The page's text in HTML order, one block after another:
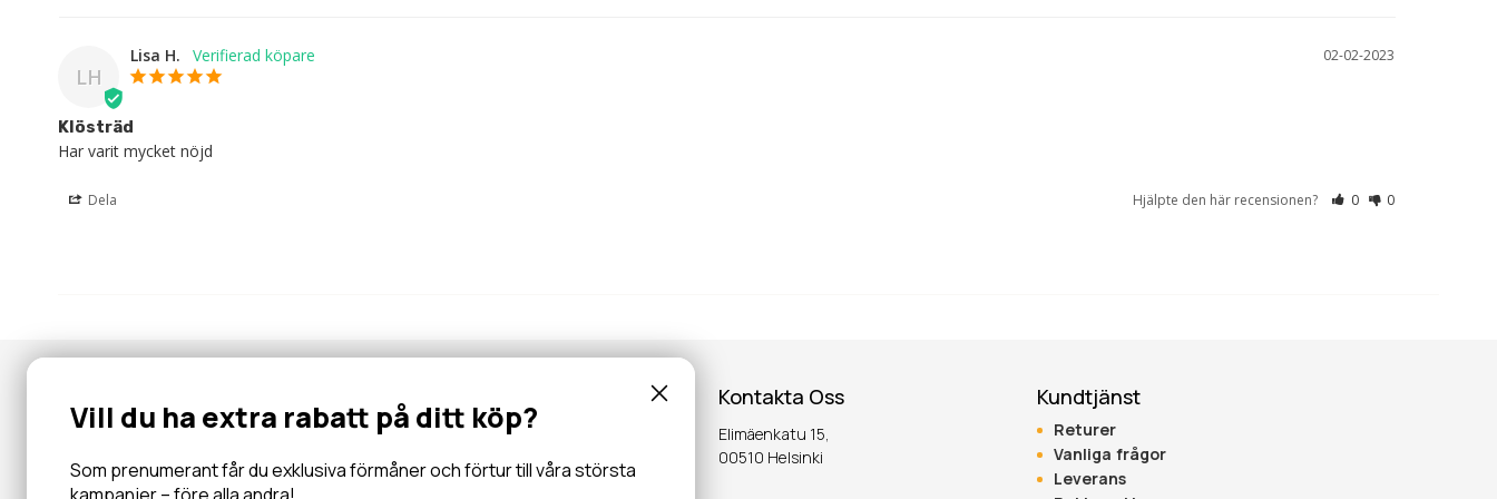
LH
02-02-2023
Lisa H.
Klösträd
Har varit mycket nöjd
Dela Hjälpte den här recensionen? 0 0
Nyhetsbrev
inbjudningar och mycket mer.
Kontakta Oss
Elimäenkatu 15,
00510 Helsinki
Kundtjänst
Returer
Vanliga frågor
Leverans
Vill du ha extra rabatt på ditt köp?
Som prenumerant får du exklusiva förmåner och förtur till våra största